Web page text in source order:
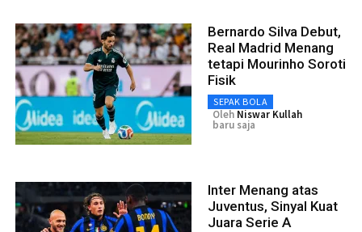
Bernardo Silva Debut,
Real Madrid Menang
tetapi Mourinho Soroti
Fisik
SEPAK BOLA
Oleh Niswar Kullah
baru saja
Inter Menang atas
Juventus, Sinyal Kuat
Juara Serie A